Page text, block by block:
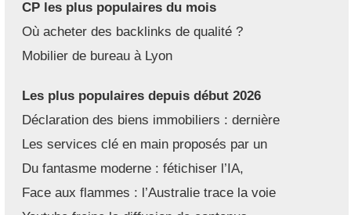
CP les plus populaires du mois
Où acheter des backlinks de qualité ?
Mobilier de bureau à Lyon
Les plus populaires depuis début 2026
Déclaration des biens immobiliers : dernière
Les services clé en main proposés par un
Du fantasme moderne : fétichiser l’IA,
Face aux flammes : l’Australie trace la voie